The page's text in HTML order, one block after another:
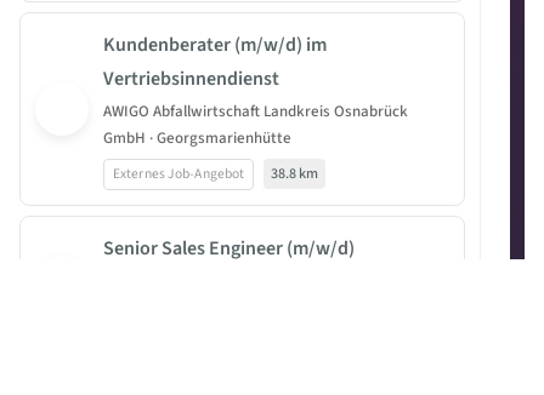
Kundenberater (m/w/d) im
Vertriebsinnendienst
AWIGO Abfallwirtschaft Landkreis Osnabrück
GmbH · Georgsmarienhütte
Externes Job-Angebot 38.8 km
Senior Sales Engineer (m/w/d)